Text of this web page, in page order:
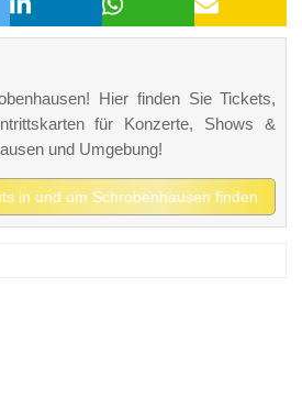
Hier finden Sie Tickets,
für Konzerte, Shows &
und Umgebung!
in und um Schrobenhausen finden